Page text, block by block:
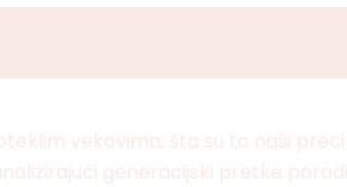
vekovima, šta su to naši
generacijski pretke